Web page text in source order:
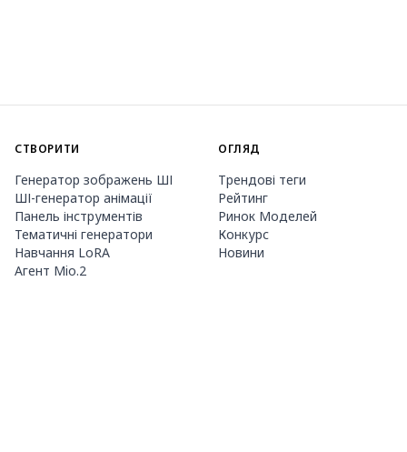
СТВОРИТИ
Генератор зображень ШІ
ШІ-генератор анімації
Панель інструментів
Тематичні генератори
Навчання LoRA
Агент Mio.2
ОГЛЯД
Трендові теги
Рейтинг
Ринок Моделей
Конкурс
Новини